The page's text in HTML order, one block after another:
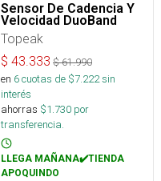
Sensor De Cadencia Y
Velocidad DuoBand
Topeak
$ 43.333 $61.990
en 6cuotas de $7.222sin
interés
ahorras $1.730 por
transferencia.
LLEGA MAÑANA✔️TIENDA
APOQUINDO